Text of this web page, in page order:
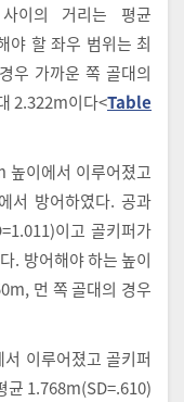
이의 거리는 평균
야 할 좌우 범위는 최
우 가까운 쪽 골대의
2.322m이다<Table
높이에서 이루어졌고
서 방어하였다. 공과
이고 골키퍼가
. 방어해야 하는 높이
먼 쪽 골대의 경우
이루어졌고 골키퍼
균 1.768m(SD=.610)